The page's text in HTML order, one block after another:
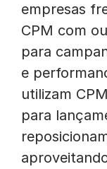
empresas
CPM com
para
e
utilizam
para